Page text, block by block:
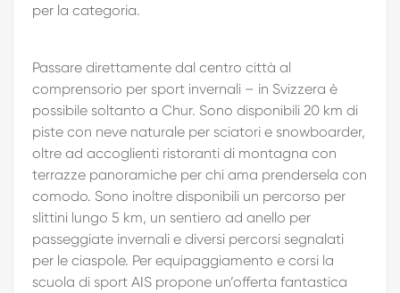
per la categoria.
Passare direttamente dal centro città al
comprensorio per sport invernali – in Svizzera è
possibile soltanto a Chur. Sono disponibili 20 km di
piste con neve naturale per sciatori e snowboarder,
oltre ad accoglienti ristoranti di montagna con
terrazze panoramiche per chi ama prendersela con
comodo. Sono inoltre disponibili un percorso per
slittini lungo 5 km, un sentiero ad anello per
passeggiate invernali e diversi percorsi segnalati
per le ciaspole. Per equipaggiamento e corsi la
scuola di sport AIS propone un’offerta fantastica